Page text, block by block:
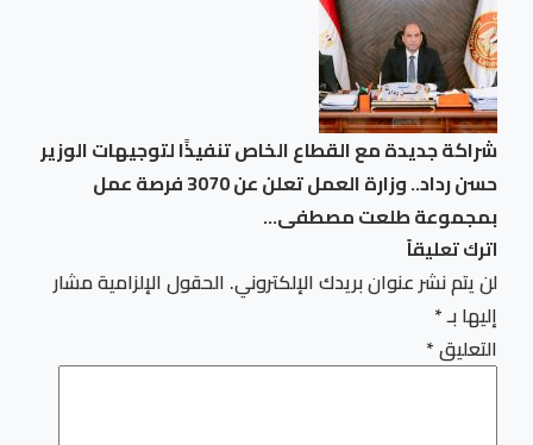
شراكة جديدة مع القطاع الخاص تنفيذًا لتوجيهات الوزير
حسن رداد.. وزارة العمل تعلن عن 3070 فرصة عمل
بمجموعة طلعت مصطفى…
اترك تعليقاً
لن يتم نشر عنوان بريدك الإلكتروني. الحقول الإلزامية مشار
إليها بـ*
التعليق*